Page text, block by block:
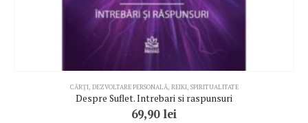
CĂRȚI, DEZVOLTARE PERSONALĂ, REIKI, SPIRITUALITATE
Despre Suflet. Intrebari si raspunsuri
69,90 lei